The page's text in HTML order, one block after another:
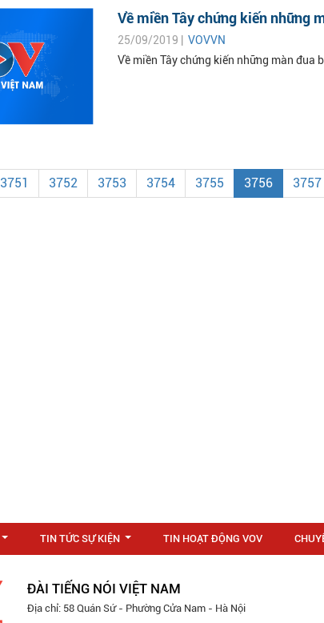
Về miền Tây chứng kiến những
25/09/2019 | VOVVN
Về miền Tây chứng kiến những màn đua
3751 3752 3753 3754 3755 3756 3757
TIN TỨC SỰ KIỆN TIN HOẠT ĐỘNG VOV
ĐÀI TIẾNG NÓI VIỆT NAM
Địa chỉ: 58 Quán Sứ - Phường Cửa Nam - Hà Nội